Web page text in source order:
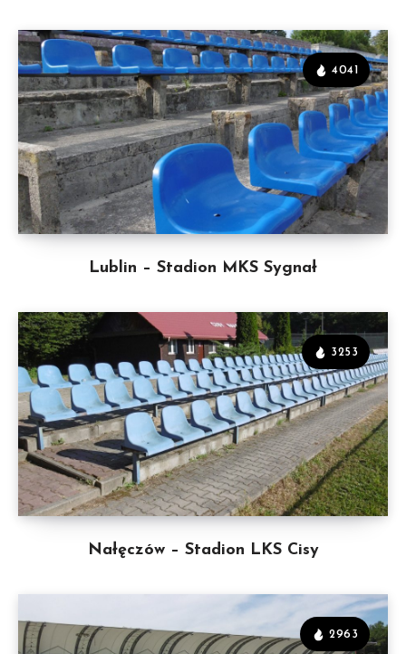
Lublin – Stadion MKS Sygnał
4041
Nałęczów – Stadion LKS Cisy
3253
2963